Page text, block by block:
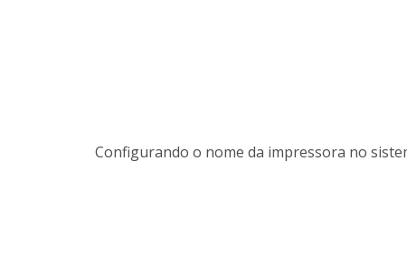
Configurando o nome da impressora no